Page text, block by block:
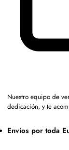
Nuestro equipo de
dedicación, y te
Envíos por toda